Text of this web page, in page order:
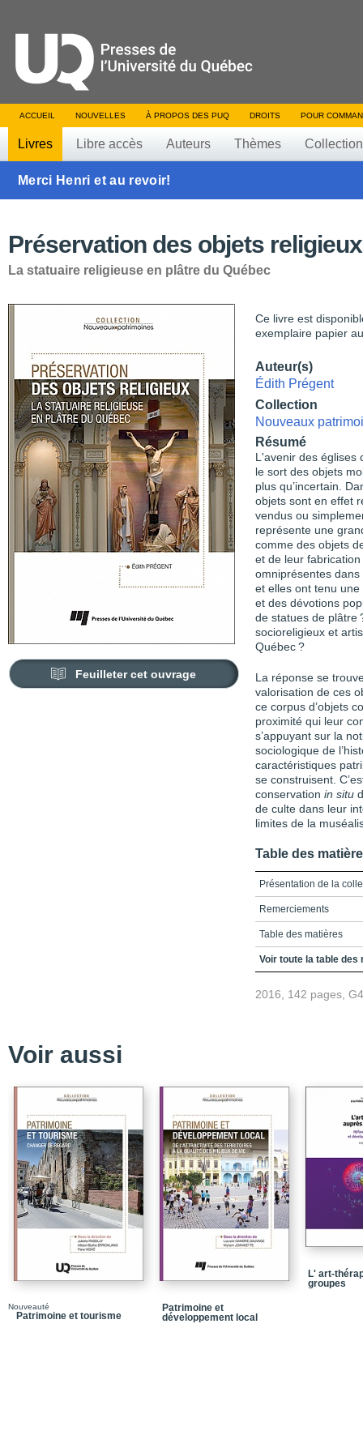
ACCUEIL NOUVELLES À PROPOS DES PUQ DROITS POUR
Livres Libre accès Auteurs Thèmes
Merci Henri et au revoir!
Préservation des objets religieux
La statuaire religieuse en plâtre du Québec
Feuilleter cet ouvrage
Ce livre est
exemplaire papier
Auteur(s)
Édith Prégent
Collection
Nouveaux
Résumé
L'avenir des églises
le sort des objets
plus qu’incertain.
objets sont en effet
vendus ou
représente une
comme des objets
et de leur
omniprésentes dans
et elles ont tenu
et des dévotions
de statues de plâtre
socioreligieux et
Québec ?
La réponse se
valorisation de ces
ce corpus d’objets
proximité qui leur
s’appuyant sur la
sociologique de
caractéristiques
se construisent.
conservation in situ
de culte dans leur
limites de la
Table des
Présentation de la
Remerciements
Table des matières
Introduction
Voir toute la table des
2016, 142 pages,
Voir aussi
Nouveauté
Patrimoine et tourisme
Patrimoine et
développement local
L' art-
groupes